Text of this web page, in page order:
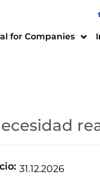
for Companies
31.12.2026